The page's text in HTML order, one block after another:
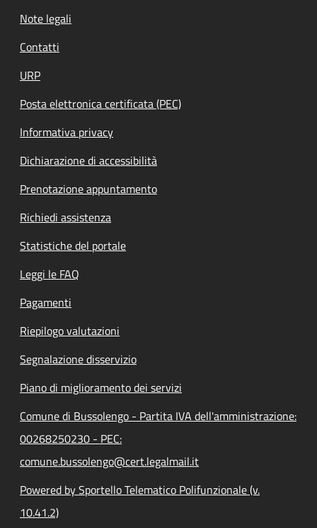
Note legali
Contatti
URP
Posta elettronica certificata (PEC)
Informativa privacy
Dichiarazione di accessibilità
Prenotazione appuntamento
Richiedi assistenza
Statistiche del portale
Leggi le FAQ
Pagamenti
Riepilogo valutazioni
Segnalazione disservizio
Piano di miglioramento dei servizi
Comune di Bussolengo - Partita IVA dell'amministrazione:
00268250230 - PEC:
comune.bussolengo@cert.legalmail.it
Powered by Sportello Telematico Polifunzionale (v.
10.41.2)